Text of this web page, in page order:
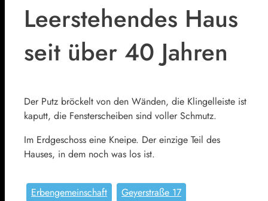
Leerstehendes Haus
seit über 40 Jahren
Der Putz bröckelt von den Wänden, die Klingelleiste ist
kaputt, die Fensterscheiben sind voller Schmutz.
Im Erdgeschoss eine Kneipe. Der einzige Teil des
Hauses, in dem noch was los ist.
Erbengemeinschaft
Geyerstraße 17